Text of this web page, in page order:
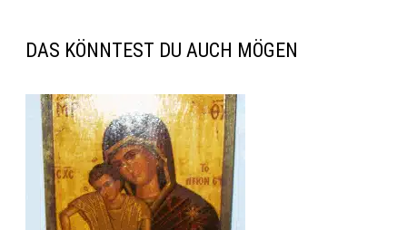
DAS KÖNNTEST DU AUCH MÖGEN